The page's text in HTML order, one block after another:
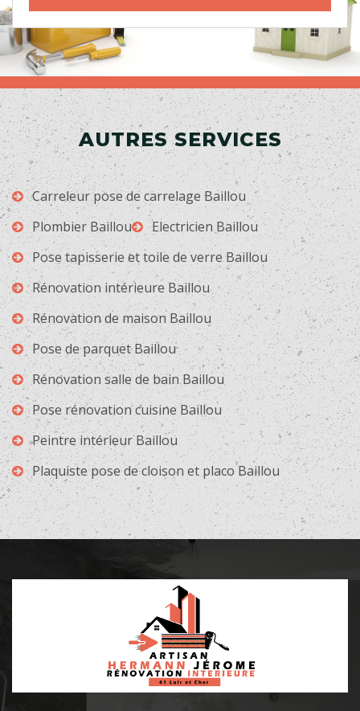
AUTRES SERVICES
Carreleur pose de carrelage Baillou
Plombier Baillou
Electricien Baillou
Pose tapisserie et toile de verre Baillou
Rénovation intérieure Baillou
Rénovation de maison Baillou
Pose de parquet Baillou
Rénovation salle de bain Baillou
Pose rénovation cuisine Baillou
Peintre intérieur Baillou
Plaquiste pose de cloison et placo Baillou